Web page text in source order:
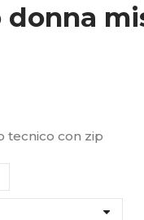
donna
tecnico con zip